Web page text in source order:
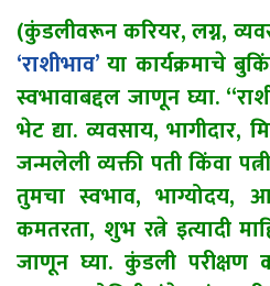
(कुंडलीवरून करियर, लग्न,
‘राशीभाव’ या कार्यक्रमाचे
स्वभावाबद्दल जाणून घ्या.
भेट द्या. व्यवसाय, भागीदार,
जन्मलेली व्यक्ती पती किंवा
तुमचा स्वभाव, भाग्योदय,
कमतरता, शुभ रत्ने इत्यादी
जाणून घ्या. कुंडली परीक्षण